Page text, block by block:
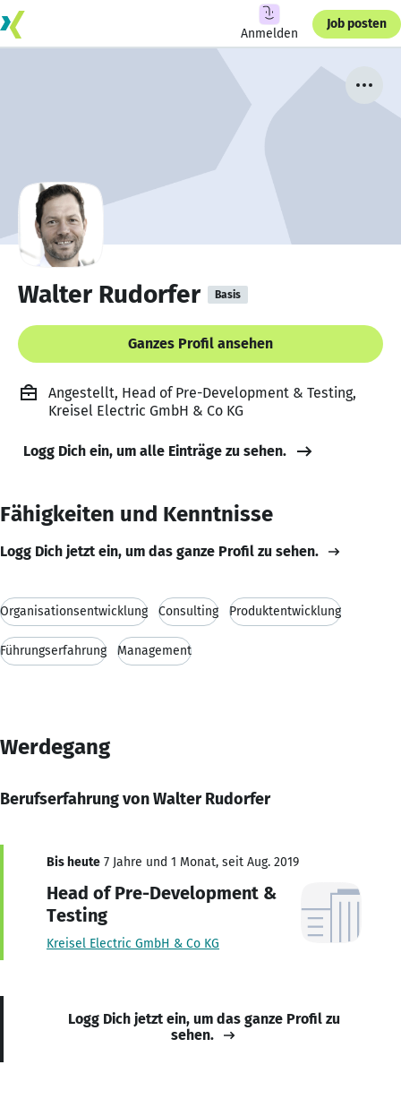
Anmelden
Job posten
Walter Rudorfer Basis
Ganzes Profil ansehen
Angestellt, Head of Pre-Development & Testing,
Kreisel Electric GmbH & Co KG
Logg Dich ein, um alle Einträge zu sehen.
Fähigkeiten und Kenntnisse
Logg Dich jetzt ein, um das ganze Profil zu sehen.
Organisationsentwicklung Consulting Produktentwicklung
Führungserfahrung Management
Werdegang
Berufserfahrung von Walter Rudorfer
Bis heute 7 Jahre und 1 Monat, seit Aug. 2019
Head of Pre-Development &
Testing
Kreisel Electric GmbH & Co KG
Logg Dich jetzt ein, um das ganze Profil zu
sehen.